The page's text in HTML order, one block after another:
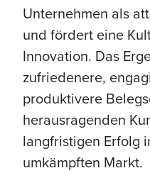
Unternehmen als
und fördert eine
Innovation. Das
zufriedenere,
produktivere
herausragenden
langfristigen Erfolg
umkämpften Markt.